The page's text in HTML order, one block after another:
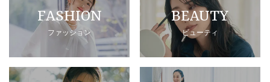
FASHION
ファッション
BEAUTY
ビューティ